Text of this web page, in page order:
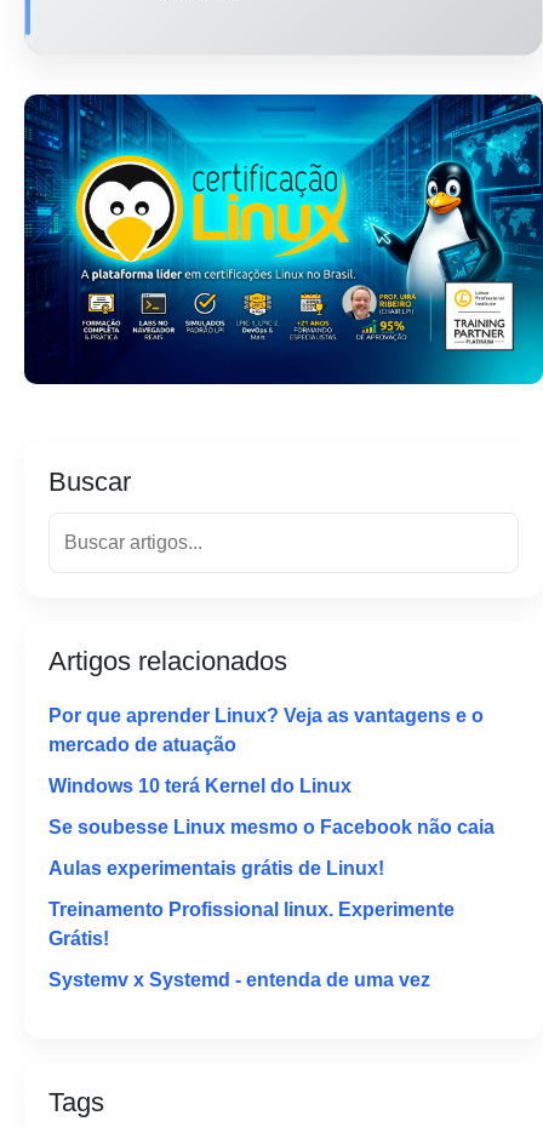
Buscar
Artigos relacionados
Por que aprender Linux? Veja as vantagens e o
mercado de atuação
Windows 10 terá Kernel do Linux
Se soubesse Linux mesmo o Facebook não caia
Aulas experimentais grátis de Linux!
Treinamento Profissional linux. Experimente
Grátis! ‪
Systemv x Systemd - entenda de uma vez
Tags